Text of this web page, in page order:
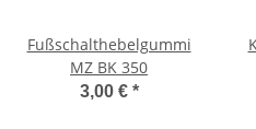
Fußschalthebelgummi
MZ BK 350
3,00 € *